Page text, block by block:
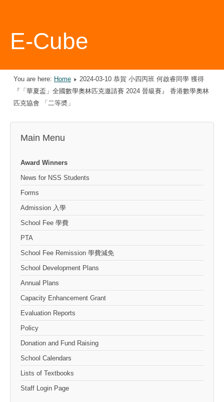
E-Cube
You are here: Home
2024-03-10 恭賀 小四丙班 何啟睿同學 獲得
『「華夏盃」全國數學奧林匹克邀請賽 2024 晉級賽』 香港數學奧林
匹克協會 「二等奬」
Main Menu
Award Winners
News for NSS Students
Forms
Admission 入學
School Fee 學費
PTA
School Fee Remission 學費減免
School Development Plans
Annual Plans
Capacity Enhancement Grant
Evaluation Reports
Policy
Donation and Fund Raising
School Calendars
Lists of Textbooks
Staff Login Page